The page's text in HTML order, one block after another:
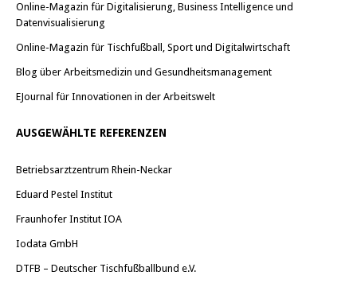
Online-Magazin für Digitalisierung, Business Intelligence und
Datenvisualisierung
Online-Magazin für Tischfußball, Sport und Digitalwirtschaft
Blog über Arbeitsmedizin und Gesundheitsmanagement
EJournal für Innovationen in der Arbeitswelt
AUSGEWÄHLTE REFERENZEN
Betriebsarztzentrum Rhein-Neckar
Eduard Pestel Institut
Fraunhofer Institut IOA
Iodata GmbH
DTFB – Deutscher Tischfußballbund e.V.